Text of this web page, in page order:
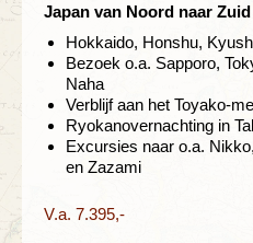
Japan van Noord naar Zuid
Hokkaido, Honshu,
Bezoek o.a. Sapporo,
Naha
Verblijf aan het Toyako-
Ryokanovernachting in
Excursies naar o.a.
en Zazami
V.a. 7.395,-